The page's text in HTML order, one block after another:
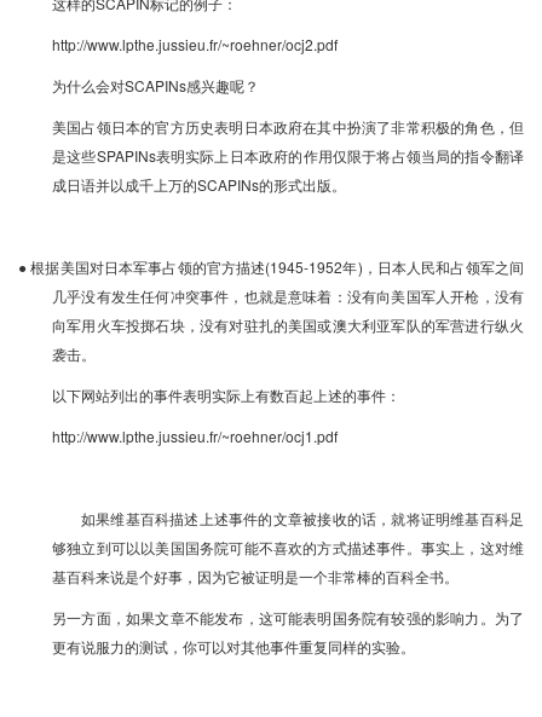
http://www.lpthe.jussieu.fr/~roehner/ocj2.pdf
为什么会对SCAPINs感兴趣呢？
美国占领日本的官方历史表明日本政府在其中扮演了非常积极的角色，但
是这些SPAPINs表明实际上日本政府的作用仅限于将占领当局的指令翻译
成日语并以成千上万的SCAPINs的形式出版。
●根据美国对日本军事占领的官方描述(1945-1952年)，日本人民和占领军之间
几乎没有发生任何冲突事件，也就是意味着：没有向美国军人开枪，没有
向军用火车投掷石块，没有对驻扎的美国或澳大利亚军队的军营进行纵火
袭击。
以下网站列出的事件表明实际上有数百起上述的事件：
http://www.lpthe.jussieu.fr/~roehner/ocj1.pdf
如果维基百科描述上述事件的文章被接收的话，就将证明维基百科足
够独立到可以以美国国务院可能不喜欢的方式描述事件。事实上，这对维
基百科来说是个好事，因为它被证明是一个非常棒的百科全书。
另一方面，如果文章不能发布，这可能表明国务院有较强的影响力。为了
更有说服力的测试，你可以对其他事件重复同样的实验。